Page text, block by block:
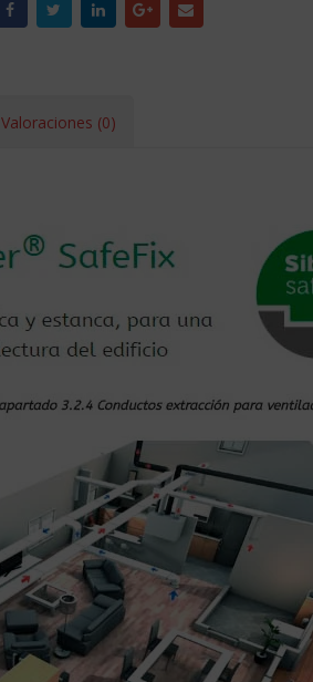
Valoraciones (0)